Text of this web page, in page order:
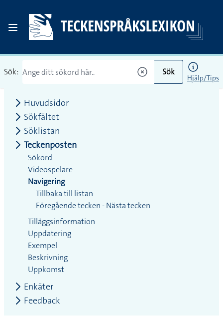
Sök: Sök
Hjälp/Tips
Huvudsidor
Sökfältet
Söklistan
Teckenposten
Sökord
Videospelare
Navigering
Tillbaka till listan
Föregående tecken - Nästa tecken
Tilläggsinformation
Uppdatering
Exempel
Beskrivning
Uppkomst
Enkäter
Feedback